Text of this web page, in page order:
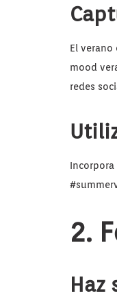
El verano
mood
redes
Incorpora
2.
Haz